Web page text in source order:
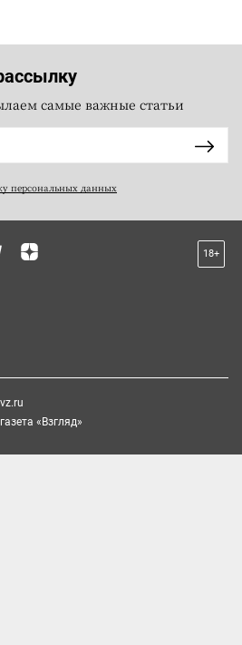
самые важные статьи
персональных данных
18+
«Взгляд»